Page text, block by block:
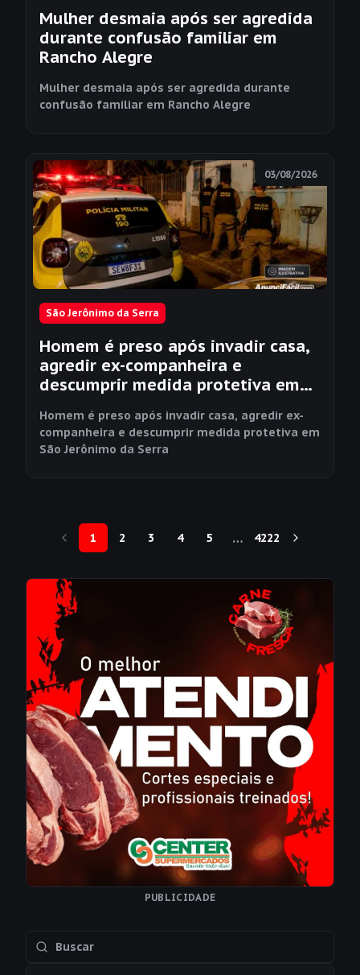
Mulher desmaia após ser agredida
durante confusão familiar em
Rancho Alegre
Mulher desmaia após ser agredida durante
confusão familiar em Rancho Alegre
03/08/2026
São Jerônimo da Serra
Homem é preso após invadir casa,
agredir ex-companheira e
descumprir medida protetiva em
Homem é preso após invadir casa, agredir ex-
companheira e descumprir medida protetiva em
São Jerônimo da Serra
1 2 3 4 5 … 4222
PUBLICIDADE